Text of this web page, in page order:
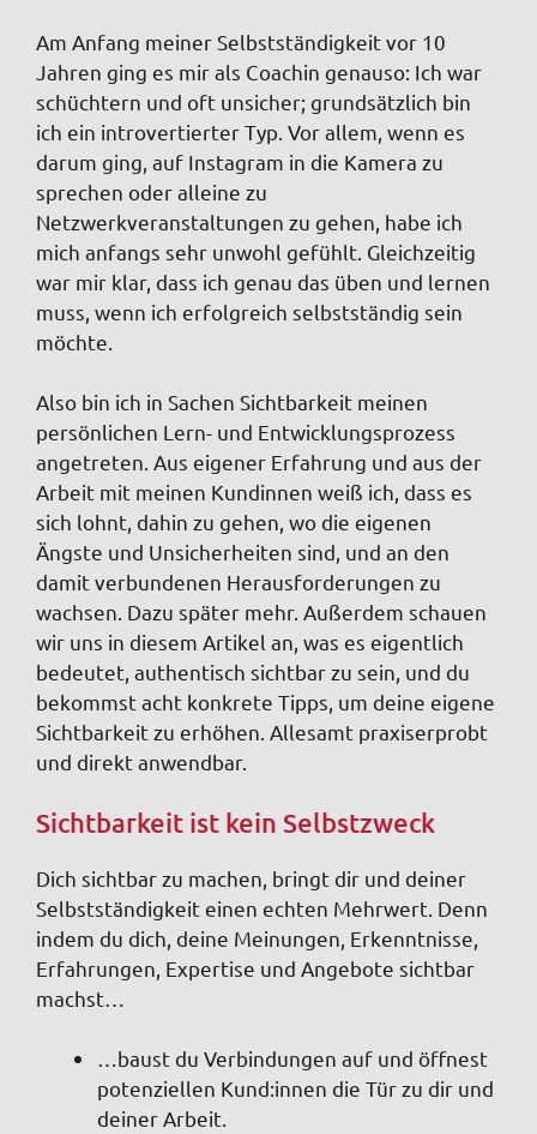
Am Anfang meiner Selbstständigkeit vor 10
Jahren ging es mir als Coachin genauso: Ich war
schüchtern und oft unsicher; grundsätzlich bin
ich ein introvertierter Typ. Vor allem, wenn es
darum ging, auf Instagram in die Kamera zu
sprechen oder alleine zu
Netzwerkveranstaltungen zu gehen, habe ich
mich anfangs sehr unwohl gefühlt. Gleichzeitig
war mir klar, dass ich genau das üben und lernen
muss, wenn ich erfolgreich selbstständig sein
möchte.
Also bin ich in Sachen Sichtbarkeit meinen
persönlichen Lern- und Entwicklungsprozess
angetreten. Aus eigener Erfahrung und aus der
Arbeit mit meinen Kundinnen weiß ich, dass es
sich lohnt, dahin zu gehen, wo die eigenen
Ängste und Unsicherheiten sind, und an den
damit verbundenen Herausforderungen zu
wachsen. Dazu später mehr. Außerdem schauen
wir uns in diesem Artikel an, was es eigentlich
bedeutet, authentisch sichtbar zu sein, und du
bekommst acht konkrete Tipps, um deine eigene
Sichtbarkeit zu erhöhen. Allesamt praxiserprobt
und direkt anwendbar.
Sichtbarkeit ist kein Selbstzweck
Dich sichtbar zu machen, bringt dir und deiner
Selbstständigkeit einen echten Mehrwert. Denn
indem du dich, deine Meinungen, Erkenntnisse,
Erfahrungen, Expertise und Angebote sichtbar
machst…
…baust du Verbindungen auf und öffnest
potenziellen Kund:innen die Tür zu dir und
deiner Arbeit.